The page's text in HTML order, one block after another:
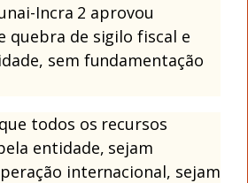
Incra 2 aprovou
quebra de sigilo fiscal e
sem fundamentação
todos os recursos
entidade, sejam
internacional, sejam